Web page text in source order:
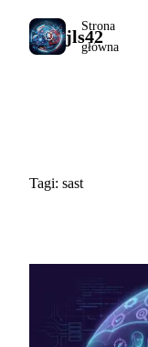
jls42
Strona
główna
Tagi: sast